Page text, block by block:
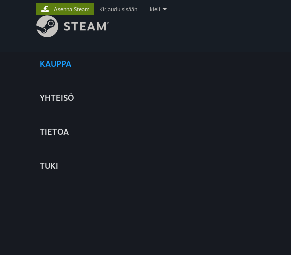
KAUPPA
YHTEISÖ
TIETOA
TUKI
Asenna Steam Kirjaudu sisään kieli